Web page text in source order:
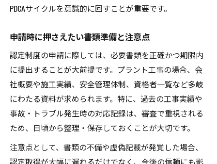
PDCAサイクルを意識的に回すことが重要です。
申請時に押さえたい書類準備と注意点
認定制度の申請に際しては、必要書類を正確かつ期限内
に提出することが大前提です。プラント工事の場合、会
社概要や施工実績、安全管理体制、資格者一覧など多岐
にわたる資料が求められます。特に、過去の工事実績や
事故・トラブル発生時の対応記録は、審査で重視される
ため、日頃から整理・保存しておくことが大切です。
注意点として、書類の不備や虚偽記載が発覚した場合、
認定取得が大幅に遅れるだけでなく、今後の信頼にも影